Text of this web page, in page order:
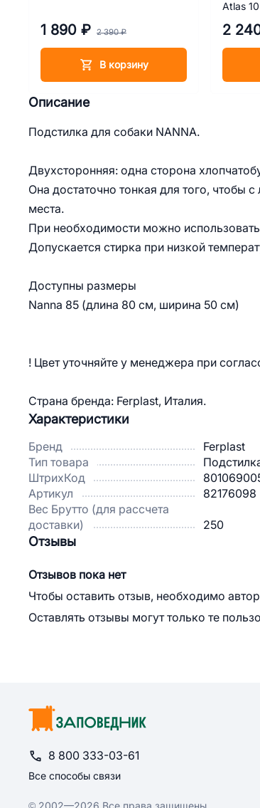
Описание
Подстилка для собаки NANNA.
Двухсторонняя: одна сторона
Она достаточно тонкая для того, чтобы
места.
При необходимости можно
Допускается стирка при низкой
Доступны размеры
Nanna 85 (длина 80 см, ширина 50 см)
! Цвет уточняйте у менеджера при
Страна бренда: Ferplast, Италия.
1 890 ₽ 2 390 ₽
В корзину
Atlas
2
Характеристики
Бренд
Ferplast
Тип товара
ШтрихКод
Артикул
82176098
Вес Брутто (для рассчета
доставки)
250
Отзывы
Отзывов пока нет
Чтобы оставить отзыв, необходимо
Оставлять отзывы могут только те
8 800 333-03-61
Все способы связи